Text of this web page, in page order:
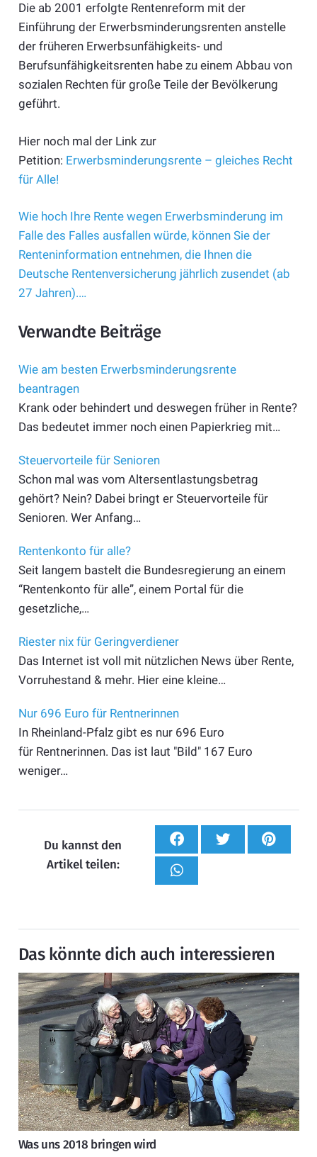
Die ab 2001 erfolgte Rentenreform mit der
Einführung der Erwerbsminderungsrenten anstelle
der früheren Erwerbsunfähigkeits- und
Berufsunfähigkeitsrenten habe zu einem Abbau von
sozialen Rechten für große Teile der Bevölkerung
geführt.
Hier noch mal der Link zur
Petition: Erwerbsminderungsrente – gleiches Recht
für Alle!
Wie hoch Ihre Rente wegen Erwerbsminderung im
Falle des Falles ausfallen würde, können Sie der
Renteninformation entnehmen, die Ihnen die
Deutsche Rentenversicherung jährlich zusendet (ab
27 Jahren).…
Verwandte Beiträge
Wie am besten Erwerbsminderungsrente
beantragen
Krank oder behindert und deswegen früher in Rente?
Das bedeutet immer noch einen Papierkrieg mit…
Steuervorteile für Senioren
Schon mal was vom Altersentlastungsbetrag
gehört? Nein? Dabei bringt er Steuer­vorteile für
Senioren. Wer Anfang…
Rentenkonto für alle?
Seit langem bastelt die Bundesregierung an einem
“Rentenkonto für alle”, einem Portal für die
gesetzliche,…
Riester nix für Geringverdiener
Das Internet ist voll mit nützlichen News über Rente,
Vorruhestand & mehr. Hier eine kleine…
Nur 696 Euro für Rentnerinnen
In Rheinland-Pfalz gibt es nur 696 Euro
für Rentnerinnen. Das ist laut "Bild" 167 Euro
weniger…
Du kannst den
Artikel teilen:
Das könnte dich auch interessieren
Was uns 2018 bringen wird